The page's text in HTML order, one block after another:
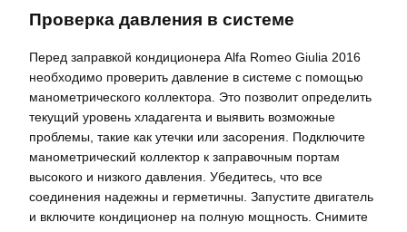
Проверка давления в системе
Перед заправкой кондиционера Alfa Romeo Giulia 2016
необходимо проверить давление в системе с помощью
манометрического коллектора. Это позволит определить
текущий уровень хладагента и выявить возможные
проблемы, такие как утечки или засорения. Подключите
манометрический коллектор к заправочным портам
высокого и низкого давления. Убедитесь, что все
соединения надежны и герметичны. Запустите двигатель
и включите кондиционер на полную мощность. Снимите